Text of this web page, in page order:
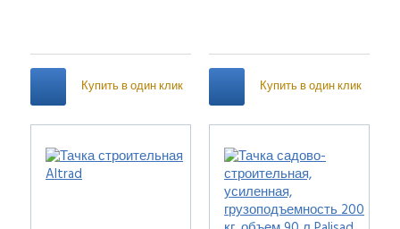
Купить в один клик Купить в один клик